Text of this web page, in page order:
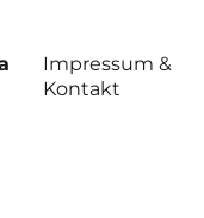
Impressum &
Kontakt